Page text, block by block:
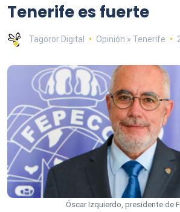
Tenerife es fuerte
Tagoror Digital Opinión » Tenerife
Óscar Izquierdo, presidente de